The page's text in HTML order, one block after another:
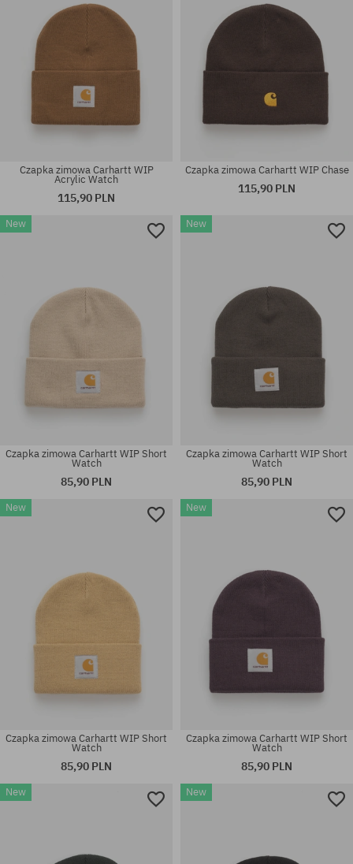
Czapka zimowa Carhartt WIP
Acrylic Watch
115,90 PLN
Czapka zimowa Carhartt WIP Chase
115,90 PLN
New
Czapka zimowa Carhartt WIP Short
Watch
85,90 PLN
New
Czapka zimowa Carhartt WIP Short
Watch
85,90 PLN
New
Czapka zimowa Carhartt WIP Short
Watch
85,90 PLN
New
Czapka zimowa Carhartt WIP Short
Watch
85,90 PLN
New New